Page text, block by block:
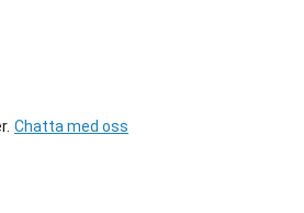
Chatta med oss